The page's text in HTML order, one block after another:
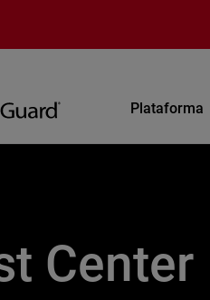
Plataforma
Center